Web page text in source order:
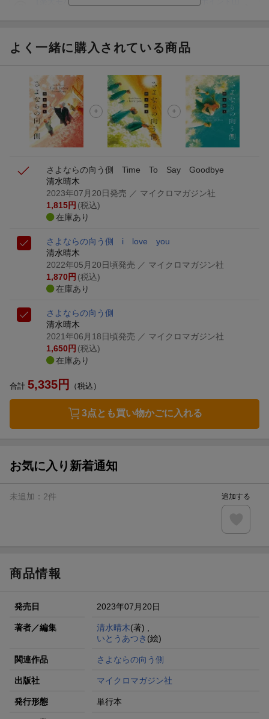
ト山分け
エントリー＆3,000円以上購入で無料データSIM（3GB/月プ
ラン）が当たる！
楽天モバイル紹介キャンペーンの拡散で300円OFFクーポン
進呈
よく一緒に購入されている商品
さよならの向う側 Time To Say Goodbye
清水晴木
2023年07月20日発売 ／ マイクロマガジン社
1,815円 (税込)
在庫あり
さよならの向う側 i love you
清水晴木
2022年05月20日頃発売 ／ マイクロマガジン社
1,870円 (税込)
在庫あり
さよならの向う側
清水晴木
2021年06月18日頃発売 ／ マイクロマガジン社
1,650円 (税込)
在庫あり
合計 5,335円 （税込）
3点とも買い物かごに入れる
お気に入り新着通知
未追加： 2件 追加する
商品情報
発売日 2023年07月20日
著者／編集 清水晴木(著) ,
いとうあつき (絵)
関連作品 さよならの向う側
出版社 マイクロマガジン社
発行形態 単行本